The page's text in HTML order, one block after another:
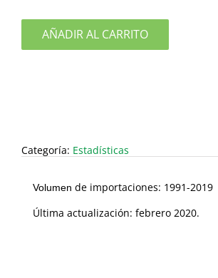
AÑADIR AL CARRITO
Categoría: Estadísticas
Volumen de importaciones: 1991-2019
Última actualización: febrero 2020.